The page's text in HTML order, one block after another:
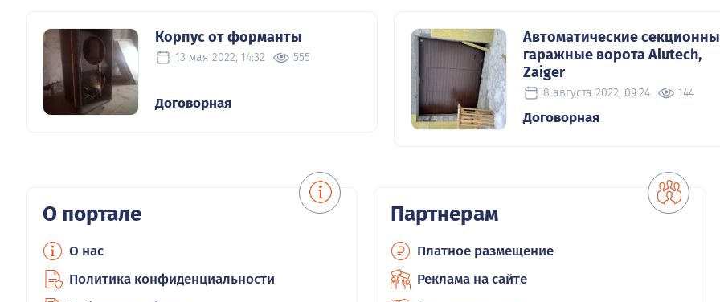
Корпус от форманты
13 мая 2022, 14:32 555
Договорная
Автоматические
гаражные ворота Alutech,
Zaiger
8 августа 2022, 09:24 144
Договорная
О портале
О нас
Политика конфиденциальности
Партнерам
Платное размещение
Реклама на сайте